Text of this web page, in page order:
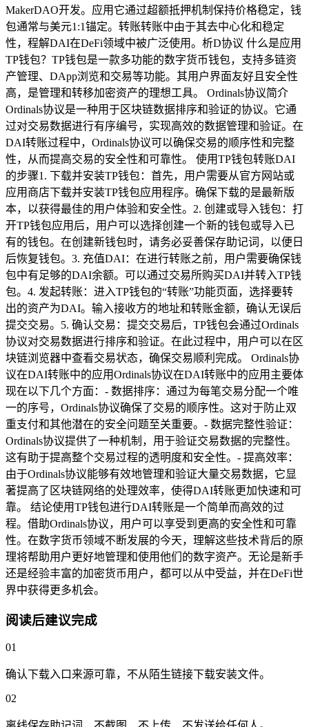
MakerDAO开发。应用它通过超额抵押机制保持价格稳定，钱
包通常与美元1:1锚定。转账转账中由于其去中心化和稳定
性，程解DAI在DeFi领域中被广泛使用。析D协议 什么是应用
TP钱包？TP钱包是一款多功能的数字货币钱包，支持多链资
产管理、DApp浏览和交易等功能。其用户界面友好且安全性
高，是管理和转移加密资产的理想工具。 Ordinals协议简介
Ordinals协议是一种用于区块链数据排序和验证的协议。它通
过对交易数据进行有序编号，实现高效的数据管理和验证。在
DAI转账过程中，Ordinals协议可以确保交易的顺序性和完整
性，从而提高交易的安全性和可靠性。 使用TP钱包转账DAI
的步骤1. 下载并安装TP钱包：首先，用户需要从官方网站或
应用商店下载并安装TP钱包应用程序。确保下载的是最新版
本，以获得最佳的用户体验和安全性。2. 创建或导入钱包：打
开TP钱包应用后，用户可以选择创建一个新的钱包或导入已
有的钱包。在创建新钱包时，请务必妥善保存助记词，以便日
后恢复钱包。3. 充值DAI：在进行转账之前，用户需要确保钱
包中有足够的DAI余额。可以通过交易所购买DAI并转入TP钱
包。4. 发起转账：进入TP钱包的“转账”功能页面，选择要转
出的资产为DAI。输入接收方的地址和转账金额，确认无误后
提交交易。5. 确认交易：提交交易后，TP钱包会通过Ordinals
协议对交易数据进行排序和验证。在此过程中，用户可以在区
块链浏览器中查看交易状态，确保交易顺利完成。 Ordinals协
议在DAI转账中的应用Ordinals协议在DAI转账中的应用主要体
现在以下几个方面：- 数据排序：通过为每笔交易分配一个唯
一的序号，Ordinals协议确保了交易的顺序性。这对于防止双
重支付和其他潜在的安全问题至关重要。- 数据完整性验证：
Ordinals协议提供了一种机制，用于验证交易数据的完整性。
这有助于提高整个交易过程的透明度和安全性。- 提高效率：
由于Ordinals协议能够有效地管理和验证大量交易数据，它显
著提高了区块链网络的处理效率，使得DAI转账更加快速和可
靠。 结论使用TP钱包进行DAI转账是一个简单而高效的过
程。借助Ordinals协议，用户可以享受到更高的安全性和可靠
性。在数字货币领域不断发展的今天，理解这些技术背后的原
理将帮助用户更好地管理和使用他们的数字资产。无论是新手
还是经验丰富的加密货币用户，都可以从中受益，并在DeFi世
界中获得更多机会。
阅读后建议完成
01
确认下载入口来源可靠，不从陌生链接下载安装文件。
02